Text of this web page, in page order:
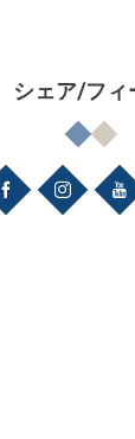
シェア/フィ